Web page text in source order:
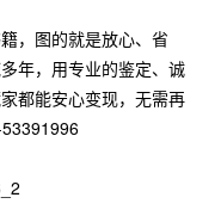
，图的就是放心、省
年，用专业的鉴定、诚
都能安心变现，无需再